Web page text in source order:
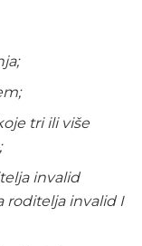
tri ili više
invalid
roditelja invalid I